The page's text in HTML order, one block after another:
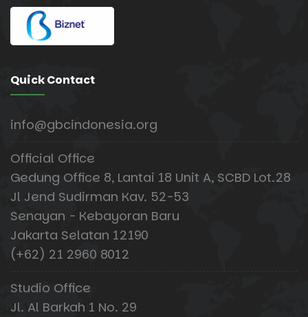
Quick Contact
info@gbcindonesia.org
Official Office
Gedung Office 8, Lantai 18 Unit A, SCBD Lot.28
Jl Jend Sudirman Kav. 52-53
Senayan - Kebayoran Baru
Jakarta Selatan 12190
(+62) 21 2960 8012
Studio Office
Jl. Al Barkah 1 No. 29